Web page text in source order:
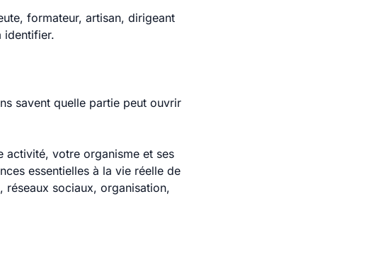
formateur, artisan, dirigeant
identifier.
savent quelle partie peut ouvrir
activité, votre organisme et ses
essentielles à la vie réelle de
sociaux, organisation,